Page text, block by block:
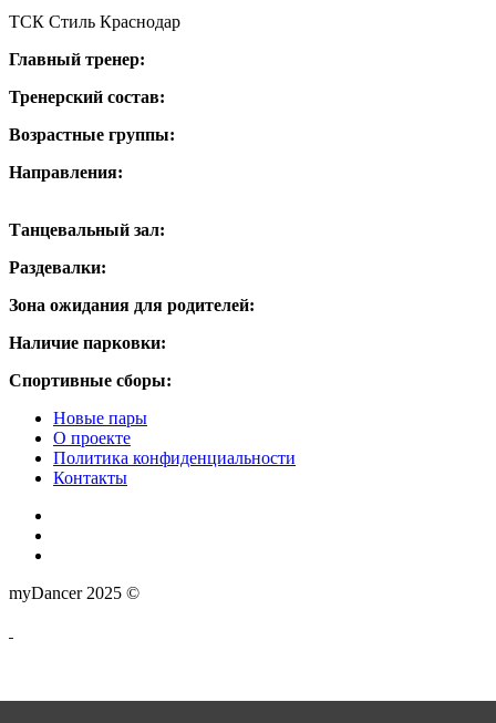
ТСК Стиль Краснодар
Главный тренер:
Тренерский состав:
Возрастные группы:
Направления:
Танцевальный зал:
Раздевалки:
Зона ожидания для родителей:
Наличие парковки:
Спортивные сборы:
Новые пары
О проекте
Политика конфиденциальности
Контакты
myDancer 2025 ©